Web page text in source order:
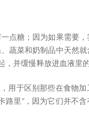
点糖；因为如果需要，
蔬菜和奶制品中天然就
并缓慢释放进血液里的
用于区别那些在食物
路里”，因为它们并不